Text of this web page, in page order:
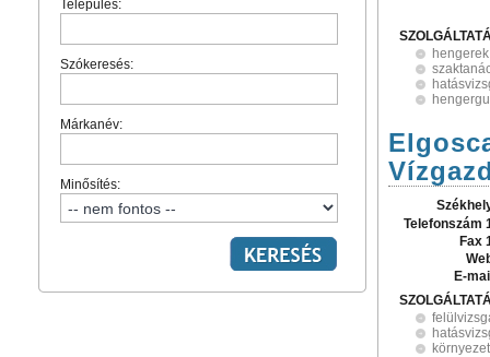
Település:
Szókeresés:
Márkanév:
Minősítés:
hengerek
Telefonszám
Fax
E-